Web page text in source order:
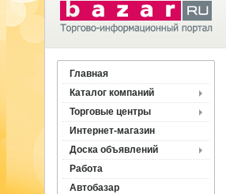
Главная
Каталог компаний
Торговые центры
Интернет-магазин
Доска объявлений
Работа
Автобазар